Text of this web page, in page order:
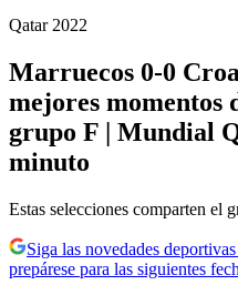
Qatar 2022
Marruecos 0-0
mejores
grupo F | Mundial
minuto
Estas selecciones comparten el
Siga las novedades
prepárese para las siguientes